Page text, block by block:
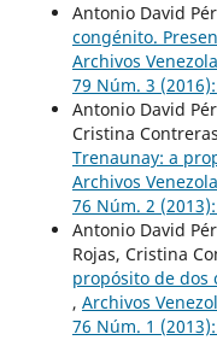
Antonio David
congénito.
Archivos
79 Núm. 3
Antonio David
Cristina
Trenaunay: a
Archivos
76 Núm. 2
Antonio David
Rojas, Cristina
propósito de dos
, Archivos
76 Núm. 1